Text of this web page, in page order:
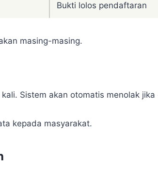
Bukti lolos pendaftaran
masing-masing.
Sistem akan otomatis menolak
kepada masyarakat.